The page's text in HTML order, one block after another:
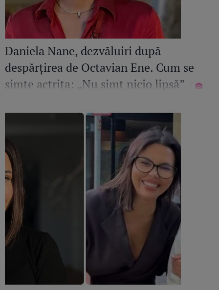
Daniela Nane, dezvăluiri după
despărțirea de Octavian Ene. Cum se
simte actrița: „Nu simt nicio lipsă”